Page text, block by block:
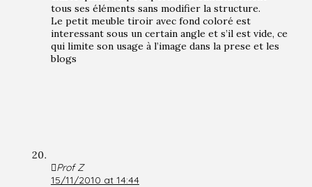
tous ses éléments sans modifier la structure.
Le petit meuble tiroir avec fond coloré est
interessant sous un certain angle et s’il est vide, ce
qui limite son usage à l’image dans la prese et les
blogs
Prof Z
15/11/2010 at 14:44